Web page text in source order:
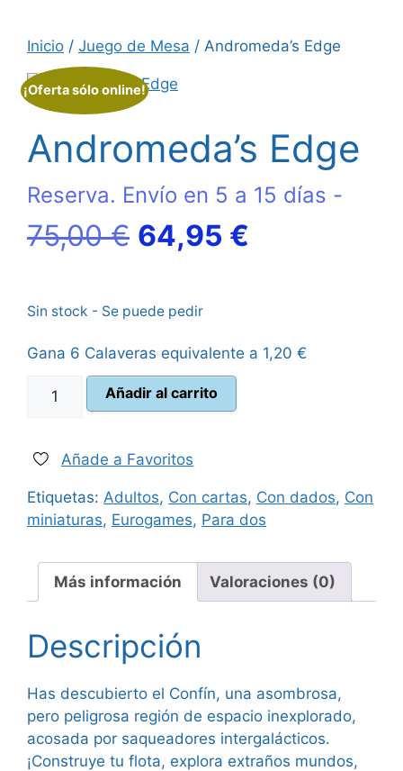
Inicio / Juego de Mesa / Andromeda’s Edge
¡Oferta sólo online!
Andromeda’s Edge
Reserva. Envío en 5 a 15 días -
75,00€ El
original
era:
75,00 €.
64,95 €
es:
Sin stock - Se puede pedir
Gana 6 Calaveras equivalente a 1,20 €
Andromeda’sAñadir al carrito
Añade a Favoritos
Etiquetas: Adultos, Con cartas, Con dados, Con
miniaturas, Eurogames, Para dos
Más información Valoraciones (0)
Descripción
Has descubierto el Confín, una asombrosa,
pero peligrosa región de espacio inexplorado,
acosada por saqueadores intergalácticos.
¡Construye tu flota, explora extraños mundos,